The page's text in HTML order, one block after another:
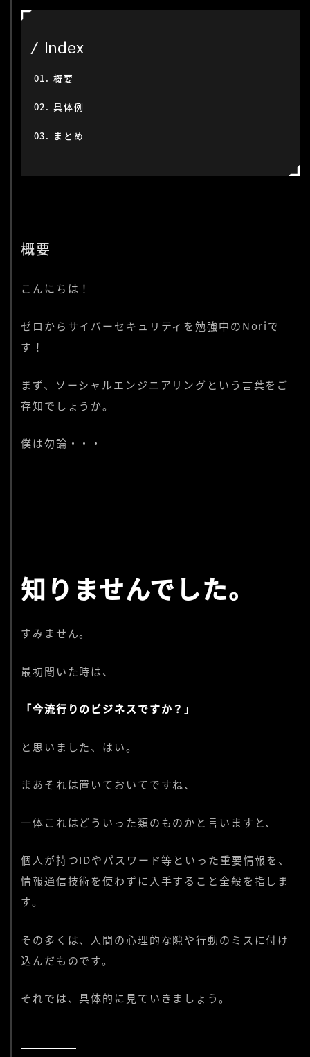
Index
概要
具体例
まとめ
概要
こんにちは！
ゼロからサイバーセキュリティを勉強中のNoriで
す！
まず、ソーシャルエンジニアリングという言葉をご
存知でしょうか。
僕は勿論・・・
知りませんでした。
すみません。
最初聞いた時は、
「今流行りのビジネスですか？」
と思いました、はい。
まあそれは置いておいてですね、
一体これはどういった類のものかと言いますと、
個人が持つIDやパスワード等といった重要情報を、
情報通信技術を使わずに入手すること全般を指しま
す。
その多くは、人間の心理的な隙や行動のミスに付け
込んだものです。
それでは、具体的に見ていきましょう。